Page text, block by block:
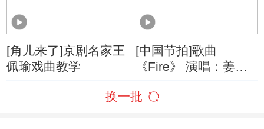
[角儿来了]京剧名家王
佩瑜戏曲教学
[中国节拍]歌曲
《Fire》 演唱：姜鹏
换一批